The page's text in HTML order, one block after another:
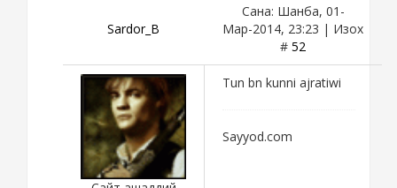
Sardor_B
Сана: Шанба, 01-
Мар-2014, 23:23 | Изох
# 52
Tun bn kunni ajratiwi
Sayyod.com